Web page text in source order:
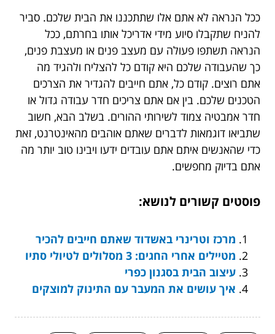
ככל הנראה לא אתם אלו שתתכננו את הבית שלכם. סביר
להניח שתקבלו סיוע מידי אדריכל אותו בחרתם, ככל
הנראה תשתפו פעולה עם מעצב פנים או מעצבת פנים,
כך שהעבודה שלכם היא קודם כל להצליח ולהגיד מה
אתם רוצים. קודם כל, אתם חייבים להגדיר את הצרכים
הטכנים שלכם. בין אם אתם צריכים חדר עבודה גדול או
חדר אמבטיה צמוד לשירותי ההורים. בשלב הבא, חשוב
שתביאו דוגמאות לדברים שאתם אוהבים מהאינטרנט, זאת
כדי שהאנשים איתם אתם עובדים ידעו ויבינו טוב יותר מה
אתם בדיוק מחפשים.
פוסטים קשורים לנושא:
מרכז וטרינרי באשדוד שאתם חייבים להכיר
מטיילים אחרי החגים: 3 מסלולים לטיולי סתיו
עיצוב הבית בסגנון כפרי
איך עושים את המעבר עם התינוק למוצקים